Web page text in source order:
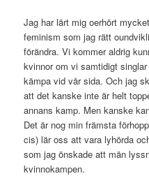
Jag har lärt mig oerhört
feminism som jag rätt
förändra. Vi kommer aldrig
kvinnor om vi samtidigt
kämpa vid vår sida. Och jag
att det kanske inte är helt
annans kamp. Men kanske
Det är nog min främsta
cis) lär oss att vara lyhörda
som jag önskade att män
kvinnokampen.